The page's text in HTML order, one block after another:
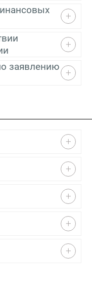
заявлению